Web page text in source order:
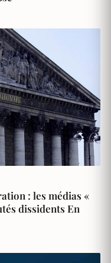
: les médias «
dissidents En